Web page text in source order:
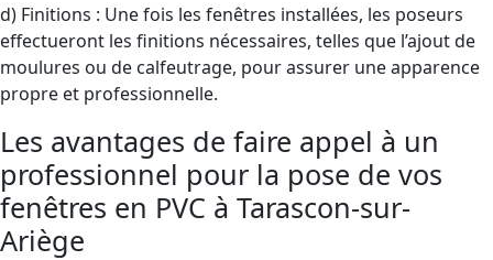
d) Finitions : Une fois les fenêtres installées, les poseurs
effectueront les finitions nécessaires, telles que l’ajout de
moulures ou de calfeutrage, pour assurer une apparence
propre et professionnelle.
Les avantages de faire appel à un
professionnel pour la pose de vos
fenêtres en PVC à Tarascon-sur-
Ariège